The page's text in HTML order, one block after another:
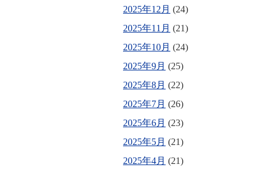
2025年12月 (24)
2025年11月 (21)
2025年10月 (24)
2025年9月 (25)
2025年8月 (22)
2025年7月 (26)
2025年6月 (23)
2025年5月 (21)
2025年4月 (21)